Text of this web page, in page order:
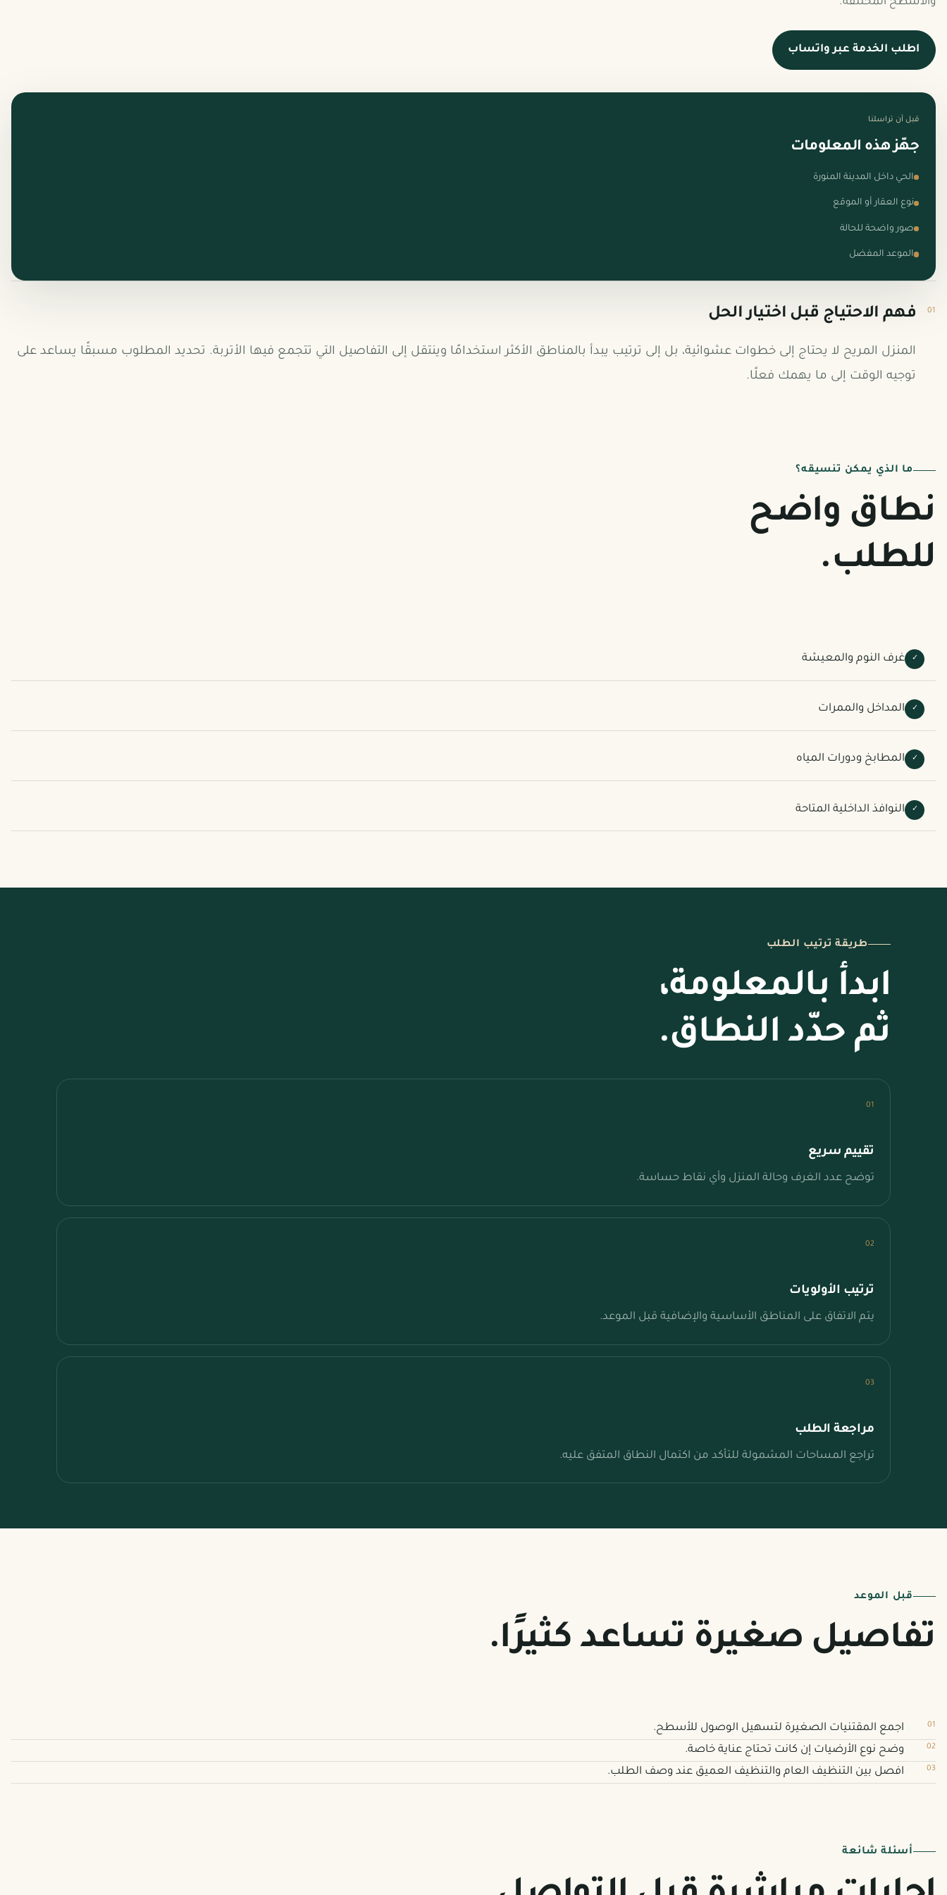
والأسطح المختلفة.
اطلب الخدمة عبر واتساب
قبل أن تراسلنا
جهّز هذه المعلومات
الحي داخل المدينة المنورة
نوع العقار أو الموقع
صور واضحة للحالة
الموعد المفضل
01 فهم الاحتياج قبل اختيار الحل
المنزل المريح لا يحتاج إلى خطوات عشوائية، بل إلى ترتيب يبدأ بالمناطق الأكثر استخدامًا وينتقل إلى التفاصيل التي تتجمع فيها الأتربة. تحديد المطلوب مسبقًا يساعد على
توجيه الوقت إلى ما يهمك فعلًا.
ما الذي يمكن تنسيقه؟
نطاق واضح
للطلب.
✓ غرف النوم والمعيشة
✓ المداخل والممرات
✓ المطابخ ودورات المياه
✓ النوافذ الداخلية المتاحة
طريقة ترتيب الطلب
ابدأ بالمعلومة،
ثم حدّد النطاق.
01
تقييم سريع
توضح عدد الغرف وحالة المنزل وأي نقاط حساسة.
02
ترتيب الأولويات
يتم الاتفاق على المناطق الأساسية والإضافية قبل الموعد.
03
مراجعة الطلب
تراجع المساحات المشمولة للتأكد من اكتمال النطاق المتفق عليه.
قبل الموعد
تفاصيل صغيرة تساعد كثيرًا.
اجمع المقتنيات الصغيرة لتسهيل الوصول للأسطح.
وضح نوع الأرضيات إن كانت تحتاج عناية خاصة.
افصل بين التنظيف العام والتنظيف العميق عند وصف الطلب.
أسئلة شائعة